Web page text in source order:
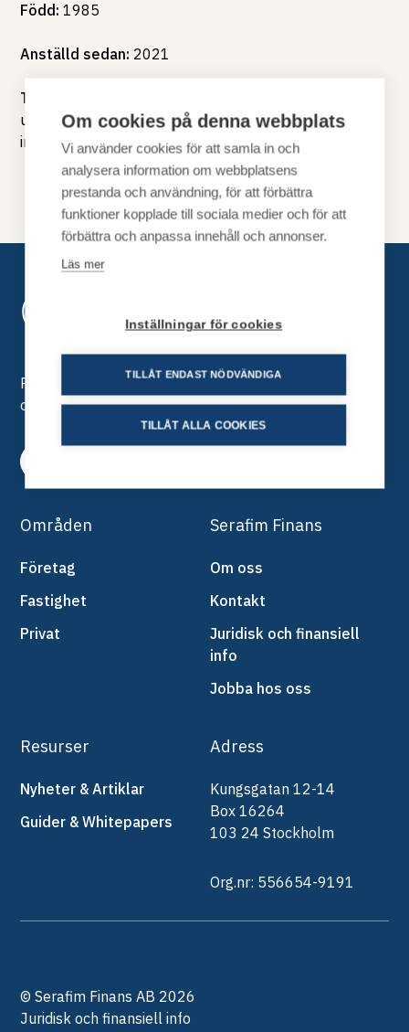
Logga in
Resurser
Jobba hos oss
Född: 1985
Anställd sedan: 2021
Tidigare erfarenhet:
under 11 år i olika roller, såsom Key Account Manager
inom Corporate Banking och Investment Banking.
Tillbaka
Prenumerera för nyheter, rapporter, insikter, webinars
och mer.
Områden
Företag
Fastighet
Privat
Serafim Finans
Om oss
Kontakt
Juridisk och finansiell
info
Jobba hos oss
Resurser
Nyheter & Artiklar
Guider & Whitepapers
Adress
Kungsgatan 12-14
Box 16264
103 24 Stockholm
Org.nr: 556654-9191
© Serafim Finans AB 2026
Juridisk och finansiell info
Om cookies på denna webbplats
Vi använder cookies för att samla in och
analysera information om webbplatsens
prestanda och användning, för att förbättra
funktioner kopplade till sociala medier och för att
förbättra och anpassa innehåll och annonser.
Läs mer
Inställningar för cookies
TILLÅT ENDAST NÖDVÄNDIGA
TILLÅT ALLA COOKIES